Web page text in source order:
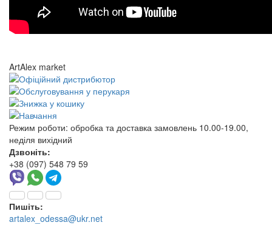
ArtAlex market
Режим роботи: обробка та доставка замовлень 10.00-19.00,
неділя вихідний
Дзвоніть:
+38 (097) 548 79 59
Пишіть:
artalex_odessa@ukr.net